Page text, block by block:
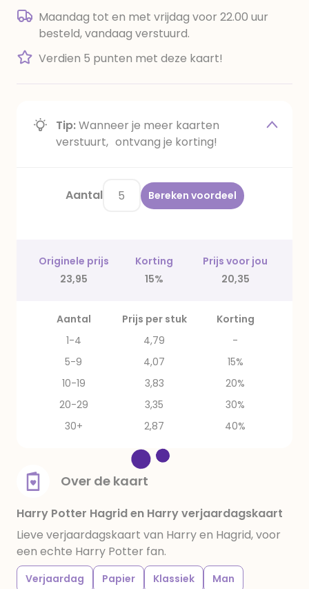
Maandag tot en met vrijdag voor 22.00 uur
besteld, vandaag verstuurd.
Verdien 5 punten met deze kaart!
Tip:Wanneer je meer kaarten
verstuurt, ontvang je korting!
Aantal Bereken voordeel
Originele prijs Korting
Prijs voor jou
23,95
15% 20,35
Aantal Prijs per stuk
Korting
1-4
4,79
-
5-9
4,07
15%
10-19
3,83
20%
20-29
3,35
30%
30+
2,87 40%
Over de kaart
Harry Potter Hagrid en Harry verjaardagskaart
Lieve verjaardagskaart van Harry en Hagrid, voor
een echte Harry Potter fan.
Verjaardag Papier Klassiek
Man